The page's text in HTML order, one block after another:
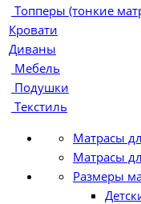
Топперы (тонкие
Кровати
Диваны
Мебель
Подушки
Текстиль
Матрасы
Матрасы
Размеры